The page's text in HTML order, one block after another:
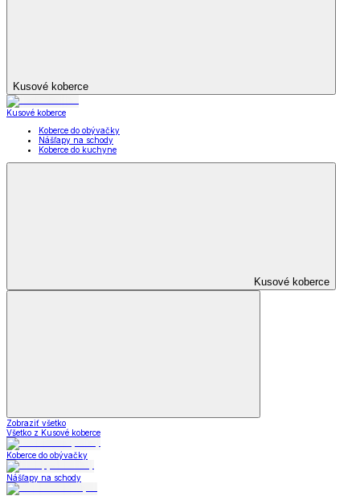
Kusové koberce
Kusové koberce
Koberce do obývačky
Nášľapy na schody
Koberce do kuchyne
Kusové koberce
Zobraziť všetko
Všetko z Kusové koberce
Koberce do obývačky
Nášľapy na schody